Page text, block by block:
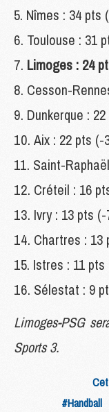
Nîmes : 34 pts
Toulouse : 31
Limoges : 24
Cesson-
Dunkerque :
Aix : 22 pts (-
Saint-
Créteil : 16
Ivry : 13 pts (-
Chartres : 13
Istres : 11 pts
Sélestat : 9
Limoges-PSG
Sports 3.
#Handball